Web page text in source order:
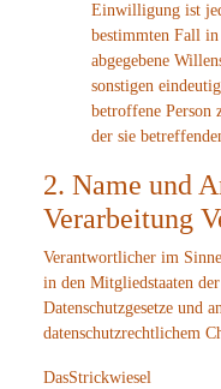
Einwilligung ist
bestimmten Fall
abgegebene
sonstigen
betroffene Person
der sie
2. Name und
Verarbeitung
Verantwortlicher im
in den Mitgliedstaaten
Datenschutzgesetze und
datenschutzrechtlichem
DasStrickwiesel